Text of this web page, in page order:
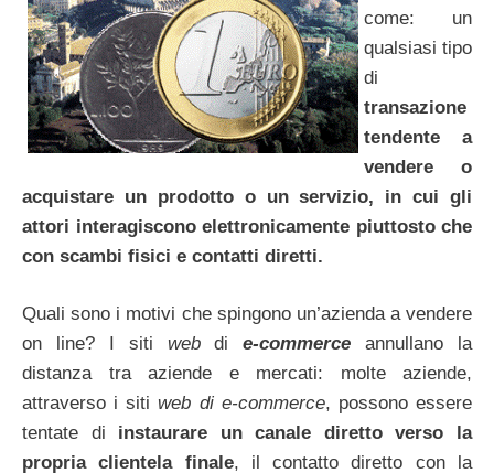
come: un
qualsiasi tipo
di
transazione
tendente a
vendere o
acquistare un prodotto o un servizio, in cui gli
attori interagiscono elettronicamente piuttosto che
con scambi fisici e contatti diretti.
Quali sono i motivi che spingono un’azienda a vendere
on line? I siti webdie-commerce annullano la
distanza tra aziende e mercati: molte aziende,
attraverso i siti web di e-commerce, possono essere
tentate di instaurare un canale diretto verso la
propria clientela finale, il contatto diretto con la